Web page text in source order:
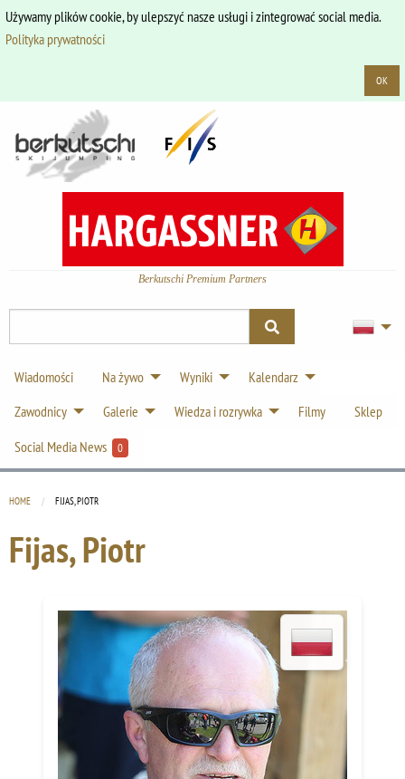
Używamy plików cookie, by ulepszyć nasze usługi i zintegrować social media.
Polityka prywatności
OK
Berkutschi Premium Partners
Wiadomości Na żywo Wyniki
Kalendarz
Zawodnicy
Galerie Wiedza i rozrywka Filmy
Sklep
Social Media News
0
HOME CURRENT:
FIJAS, PIOTR
Fijas, Piotr